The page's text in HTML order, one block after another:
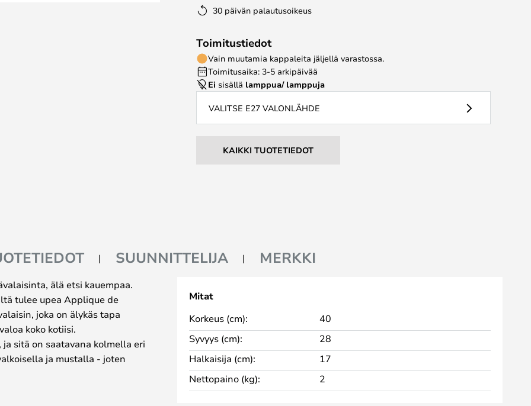
30 päivän palautusoikeus
Toimitustiedot
Vain muutamia kappaleita jäljellä varastossa.
Toimitusaika: 3-5 arkipäivää
Ei sisällä lamppua/ lamppuja
VALITSE E27 VALONLÄHDE
KAIKKI TUOTETIEDOT
SUUNNITTELIJA MERKKI
älä etsi kauempaa.
tulee upea Applique de
joka on älykäs tapa
koko kotiisi.
sitä on saatavana kolmella eri
ja mustalla - joten
Le Corbusier suunnitteli
Mitat
Korkeus (cm):
40
Syvyys (cm):
28
Halkaisija (cm):
17
Nettopaino (kg):
2